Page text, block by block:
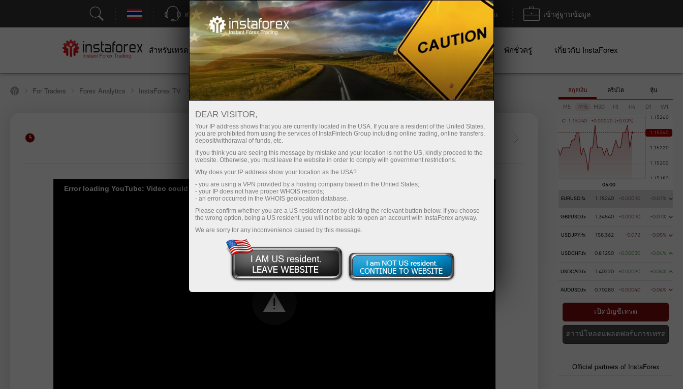
สนับสนุน เปิดบัญชีเทรดทันที แพลตฟอร์มการเทรด ฝาก/ถอน เข้าสู่ฐานข้อมูล
สำหรับเทรดเดอร์ สำหรับผู้เริ่มต้นใหม่ สำหรับนักลงทุน สำหรับหุ้นส่วน แคมเปญ พักชั่วครู่ เกี่ยวกับ InstaForex
For Traders Forex Analytics InstaForex TV Forex TV News
การถอนเงิน เปิดบัญชีซื้อขาย เปิดบัญ
Error loading YouTube: Video could not be played
สกุลเงิน คริปโต หุ้น
M5 M15 M30 H1 H4 D1 W1
C 1 . 1 52 40 +0 .000 20 (+0 .0 2%
EURUSD.fx 1.15240 -0.00010 -0.01%
GBPUSD.fx 1.34540 -0.00010 -0.01%
USDJPY.fx 158.362 -0.072 -0.05%
USDCHF.fx 0.81250 +0.00030 +0.04%
USDCAD.fx 1.40220 +0.00090 +0.06%
AUDUSD.fx 0.70280 -0.00040 -0.06%
เปิดบัญชีเทรด
ดาวน์โหลดแพลตฟอร์มการเทรด
Official partners of InstaForex
DEAR VISITOR,
Your IP address shows that you are currently located in the USA. If you are a resident of the United States,
you are prohibited from using the services of InstaFintech Group including online trading, online transfers,
deposit/withdrawal of funds, etc.
If you think you are seeing this message by mistake and your location is not the US, kindly proceed to the
website. Otherwise, you must leave the website in order to comply with government restrictions.
Why does your IP address show your location as the USA?
- you are using a VPN provided by a hosting company based in the United States;
- your IP does not have proper WHOIS records;
- an error occurred in the WHOIS geolocation database.
Please confirm whether you are a US resident or not by clicking the relevant button below. If you choose
the wrong option, being a US resident, you will not be able to open an account with InstaForex anyway.
We are sorry for any inconvenience caused by this message.